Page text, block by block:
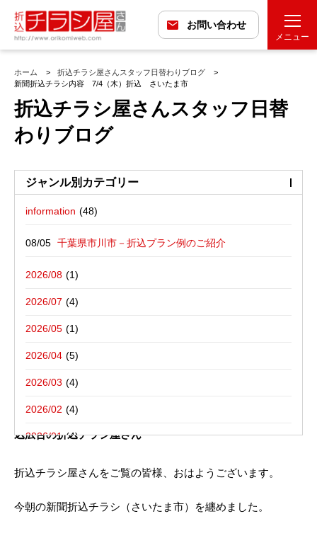
お問い合わせ
メニュー
ホーム
折込チラシ屋さんスタッフ日替わりブログ
新聞折込チラシ内容 7/4（木）折込 さいたま市
折込チラシ屋さんスタッフ日替
わりブログ
ジャンル別カテゴリー
information
折込広告配布プラン
最近の投稿
千葉県市川市－折込プラン例のご紹介
千葉県松戸市－折込プラン例のご紹介
愛媛県松山市－折込プラン例のご紹介
栃木県宇都宮市－折込プラン例のご紹介
東京都八王子市－折込プラン例のご紹介
バックナンバー
2026/08
2026/07
2026/05
2026/04
2026/03
2026/02
2026/01
デザイン・チラシ・印刷・折込配布を
一括でお受けする折込チラシ屋さんブ
新聞折込チラシ内容 7/4（木）折込 さいたま市｜新聞折
込広告の折込チラシ屋さん
折込チラシ屋さんをご覧の皆様、おはようございます。
今朝の新聞折込チラシ（さいたま市）を纏めました。